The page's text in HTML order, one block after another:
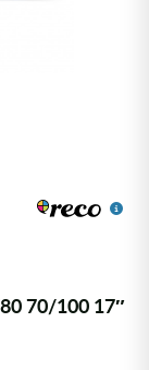
70/100 17″